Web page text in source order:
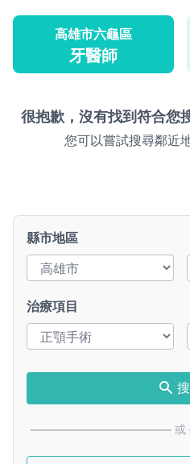
高雄市六龜區
牙醫師
很抱歉，沒有找到符合您
您可以嘗試搜尋鄰近
縣市地區
治療項目
或